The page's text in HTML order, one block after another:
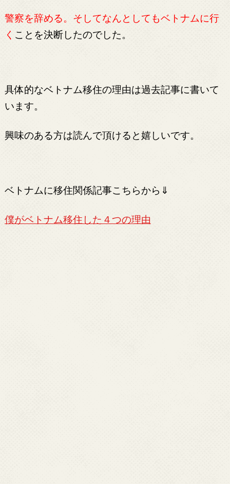
警察を辞める。そしてなんとしてもベトナムに行
く ことを決断したのでした。
具体的なベトナム移住の理由は過去記事に書いて
います。
興味のある方は読んで頂けると嬉しいです。
ベトナムに移住関係記事こちらから⇓
僕がベトナム移住した４つの理由